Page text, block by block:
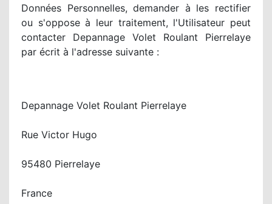
Données Personnelles, demander à les rectifier
ou s'oppose à leur traitement, l'Utilisateur peut
contacter Depannage Volet Roulant Pierrelaye
par écrit à l'adresse suivante :
Depannage Volet Roulant Pierrelaye
Rue Victor Hugo
95480 Pierrelaye
France